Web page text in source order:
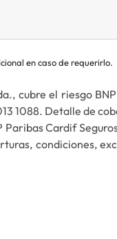
en caso de requerirlo.
cubre el riesgo
1088. Detalle de
Cardif
condiciones,